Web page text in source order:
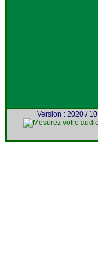
Version : 2020 / 10